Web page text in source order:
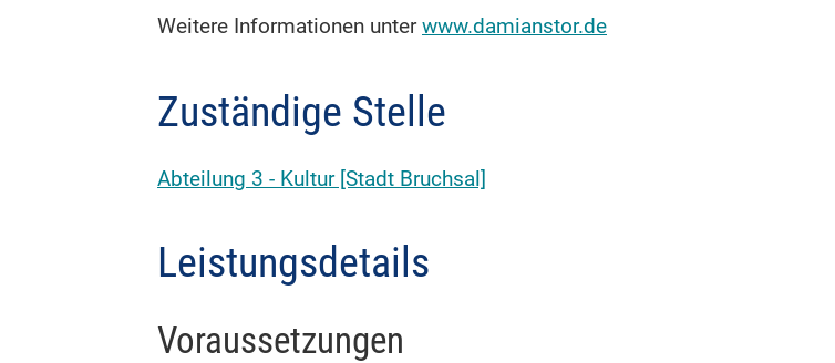
Weitere Informationen unterwww.damianstor.de
Zuständige Stelle
Abteilung 3 - Kultur [Stadt Bruchsal]
Leistungsdetails
Voraussetzungen